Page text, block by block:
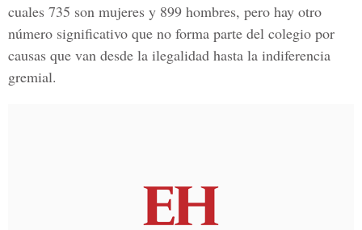
cuales 735 son mujeres y 899 hombres, pero hay otro
número significativo que no forma parte del colegio por
causas que van desde la ilegalidad hasta la indiferencia
gremial.